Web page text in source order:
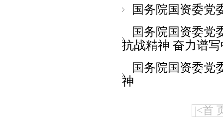
国务院国资委党
国务院国资委党
抗战精神 奋力谱
国务院国资委党
神
|<首